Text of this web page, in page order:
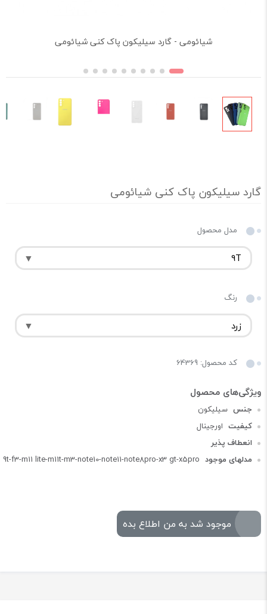
شیائومی - گارد سیلیکون پاک کنی شیائومی
گارد سیلیکون پاک کنی شیائومی
مدل محصول
رنگ
کد محصول: 64369
جنس سیلیکون
کیفیت اورجینال
انعطاف پذیر
مدلهای موجود 9t-f3-m11 lite-m11t-m3-note10-note11-note8pro-x3 gt-x5pro
موجود شد به من اطلاع بده